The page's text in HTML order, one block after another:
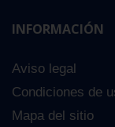
INFORMACIÓN
Aviso legal
Condiciones de
Mapa del sitio